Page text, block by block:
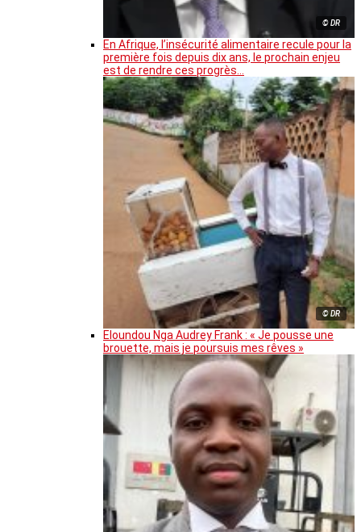
© DR
En Afrique, l’insécurité alimentaire recule pour la
première fois depuis dix ans, le prochain enjeu
est de rendre ces progrès…
© DR
Eloundou Nga Audrey Frank : « Je pousse une
brouette, mais je poursuis mes rêves »